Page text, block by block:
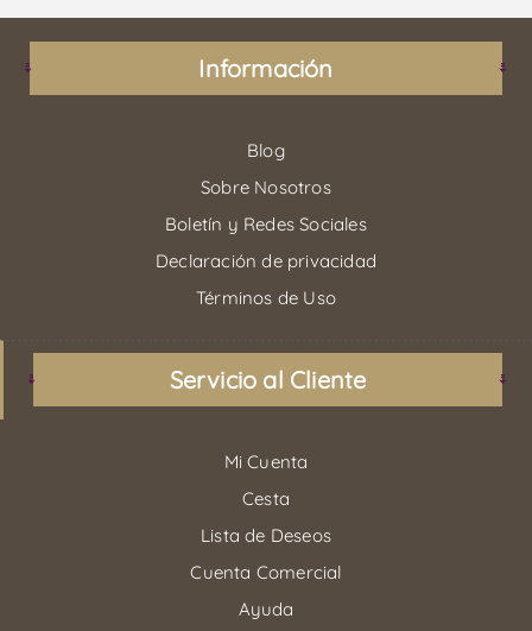
Información
Blog
Sobre Nosotros
Boletín y Redes Sociales
Declaración de privacidad
Términos de Uso
Servicio al Cliente
Mi Cuenta
Cesta
Lista de Deseos
Cuenta Comercial
Ayuda